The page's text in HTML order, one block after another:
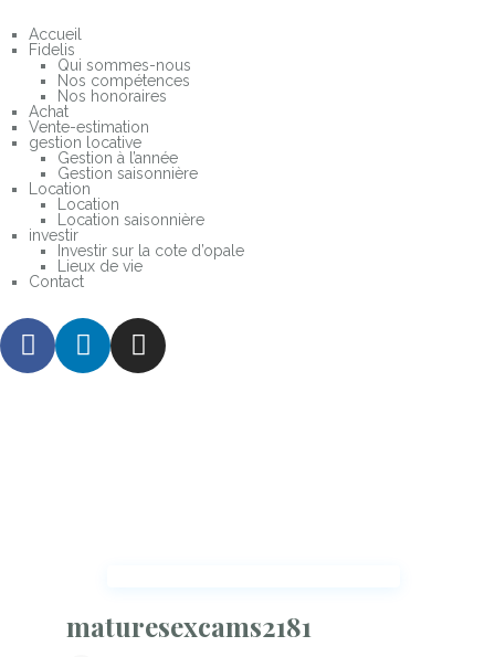
Accueil
Fidelis
Qui sommes-nous
Nos compétences
Nos honoraires
Achat
Vente-estimation
gestion locative
Gestion à l’année
Gestion saisonnière
Location
Location
Location saisonnière
investir
Investir sur la cote d’opale
Lieux de vie
Contact
maturesexcams2181